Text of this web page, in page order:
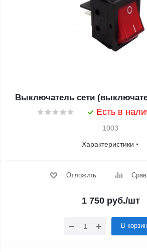
Выключатель сети
Есть в
1003
Характеристики
Отложить
1 750руб./шт
В